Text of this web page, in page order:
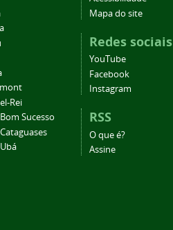
Rei
Sucesso
Mapa do site
Redes sociais
YouTube
Facebook
Instagram
RSS
O que é?
Assine